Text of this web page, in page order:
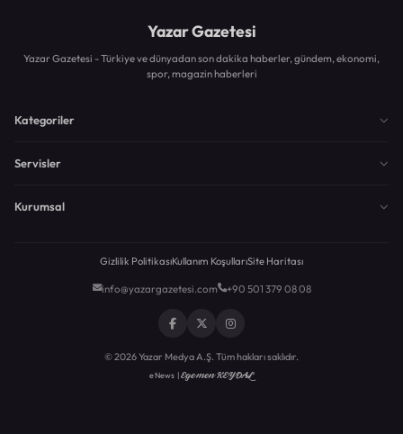
Yazar Gazetesi
Yazar Gazetesi - Türkiye ve dünyadan son dakika haberler, gündem, ekonomi,
spor, magazin haberleri
Kategoriler
Servisler
Kurumsal
Gizlilik PolitikasıKullanım KoşullarıSite Haritası
info@yazargazetesi.com +90 501 379 08 08
© 2026 Yazar Medya A.Ş. Tüm hakları saklıdır.
eNews |Egemen KEYDAL